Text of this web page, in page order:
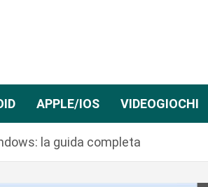
APPLE/IOS VIDEOGIOCHI
la guida completa